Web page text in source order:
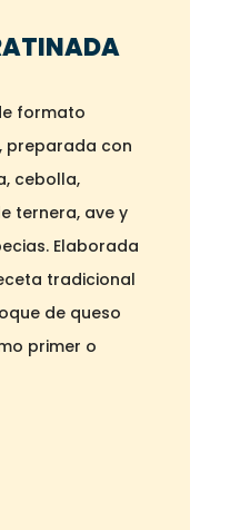
formato
preparada con
cebolla,
ternera, ave y
Elaborada
tradicional
de queso
primer o